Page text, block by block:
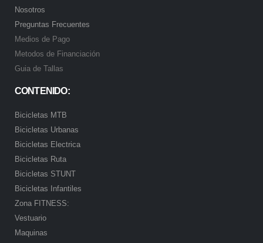
Nosotros
Preguntas Frecuentes
Medios de Pago
Metodos de Financiación
Guia de Tallas
CONTENIDO:
Bicicletas MTB
Bicicletas Urbanas
Bicicletas Electrica
Bicicletas Ruta
Bicicletas STUNT
Bicicletas Infantiles
Zona FITNESS:
Vestuario
Maquinas